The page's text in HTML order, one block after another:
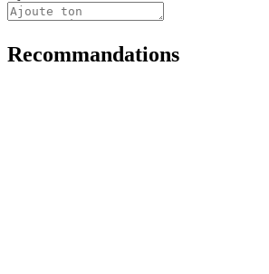
Recommandations